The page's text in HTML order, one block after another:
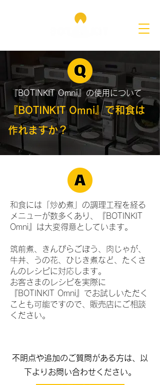
『BOTINKIT Omni』の使用について
『BOTINKIT Omni』で和食は
作れますか？
和食には「炒め煮」の調理工程を経る
メニューが数多くあり、『BOTINKIT
Omni』は大変得意としています。
筑前煮、きんぴらごぼう、肉じゃが、
牛丼、うの花、ひじき煮など、たくさ
んのレシピに対応します。
お客さまのレシピを実際に
『BOTINKIT Omni』でお試しいただく
ことも可能ですので、販売店にご相談
ください。
​不明点や追加のご質問がある方は、以
下よりお問い合わせください。